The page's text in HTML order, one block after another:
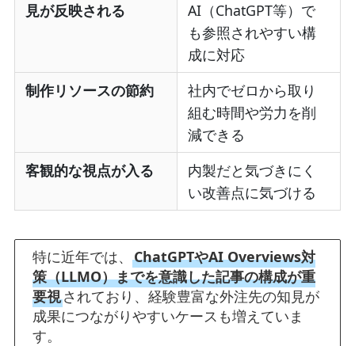
見が反映される
AI（ChatGPT等）で
も参照されやすい構
成に対応
制作リソースの節約
社内でゼロから取り
組む時間や労力を削
減できる
客観的な視点が入る
内製だと気づきにく
い改善点に気づける
特に近年では、ChatGPTやAI Overviews対
策（LLMO）までを意識した記事の構成が重
要視されており、経験豊富な外注先の知見が
成果につながりやすいケースも増えていま
す。